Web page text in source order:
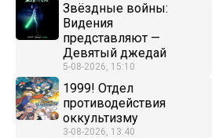
Звёздные войны:
Видения
представляют —
Девятый джедай
5-08-2026, 15:10
1999! Отдел
противодействия
оккультизму
3-08-2026, 13:40